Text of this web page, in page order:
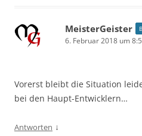
MeisterGeister
6. Februar 2018 um
Vorerst bleibt die Situation
bei den Haupt-Entwicklern…
Antworten ↓